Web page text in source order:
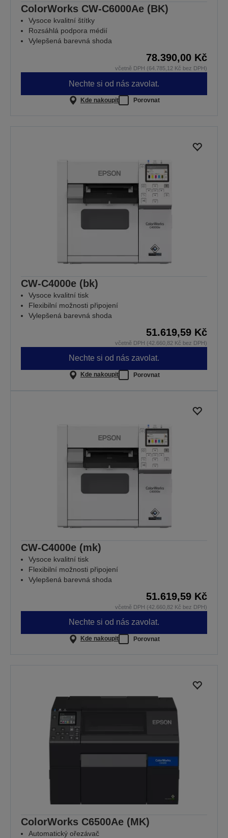
ColorWorks CW-C6000Ae (BK)
Vysoce kvalitní štítky
Rozsáhlá podpora médií
Vylepšená barevná shoda
78.390,00 Kč
včetně DPH (64.785,12 Kč bez DPH)
Nechte si od nás zavolat.
Kde nakoupit Porovnat
CW-C4000e (bk)
Vysoce kvalitní tisk
Flexibilní možnosti připojení
Vylepšená barevná shoda
51.619,59 Kč
včetně DPH (42.660,82 Kč bez DPH)
Nechte si od nás zavolat.
Kde nakoupit Porovnat
CW-C4000e (mk)
Vysoce kvalitní tisk
Flexibilní možnosti připojení
Vylepšená barevná shoda
51.619,59 Kč
včetně DPH (42.660,82 Kč bez DPH)
Nechte si od nás zavolat.
Kde nakoupit Porovnat
ColorWorks C6500Ae (MK)
Automatický ořezávač